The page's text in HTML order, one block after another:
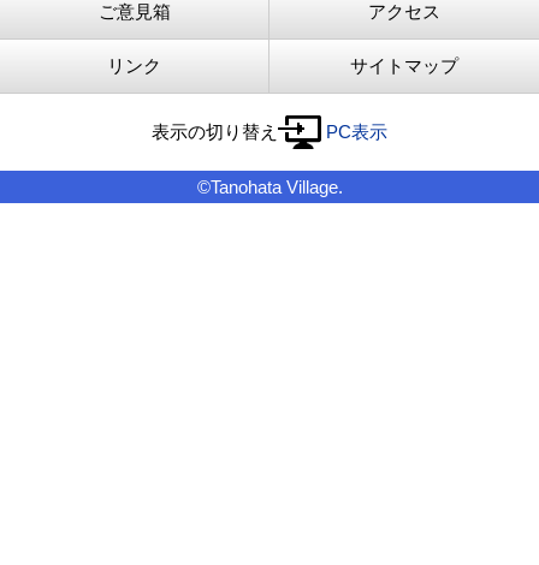
ご意見箱 アクセス
リンク サイトマップ
表示の切り替え PC表示
©Tanohata Village.